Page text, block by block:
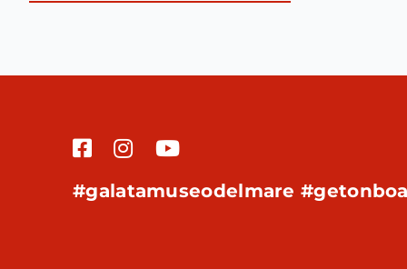
#galatamuseodelmare